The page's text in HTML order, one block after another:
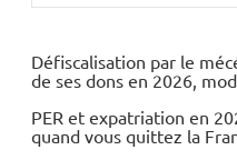
Défiscalisation par le
de ses dons en 2026,
PER et expatriation en
quand vous quittez la